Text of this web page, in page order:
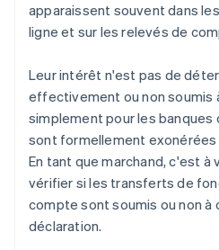
apparaissent souvent dans
ligne et sur les relevés de
Leur intérêt n'est pas de
effectivement ou non soumis
simplement pour les banques
sont formellement
En tant que marchand, c'est à
vérifier si les transferts de
compte sont soumis ou non
déclaration.